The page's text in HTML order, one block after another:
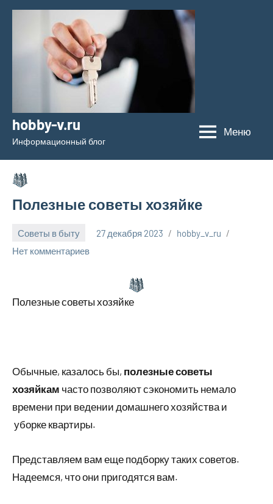
Перейти
содержимому
hobby-v.ru
Информационный блог
Меню
Полезные советы хозяйке
Советы в быту 27 декабря 2023
hobby_v_ru
Нет комментариев
Полезные советы хозяйке
Обычные, казалось бы, полезные советы
хозяйкам часто позволяют сэкономить немало
времени при ведении домашнего хозяйства и
уборке квартиры.
Представляем вам еще подборку таких советов.
Надеемся, что они пригодятся вам.